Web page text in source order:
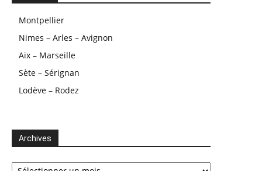
Montpellier
Nimes – Arles – Avignon
Aix – Marseille
Sète – Sérignan
Lodève – Rodez
Archives
Archives